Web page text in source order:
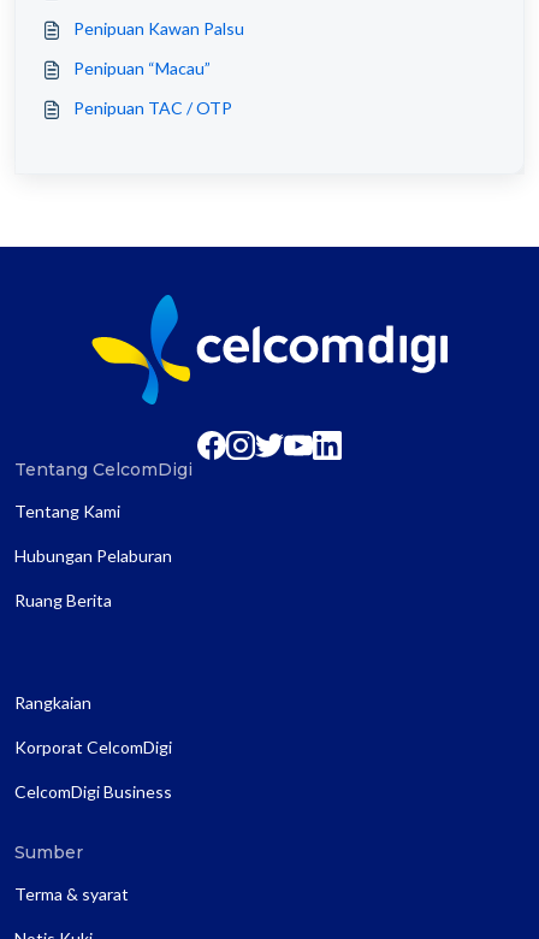
Penipuan Kawan Palsu
Penipuan “Macau”
Penipuan TAC / OTP
Tentang CelcomDigi
Tentang Kami
Hubungan Pelaburan
Ruang Berita
Rangkaian
Korporat CelcomDigi
CelcomDigi Business
Sumber
Terma & syarat